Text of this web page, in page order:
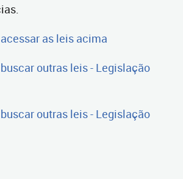
as leis acima
outras leis - Legislação
outras leis - Legislação